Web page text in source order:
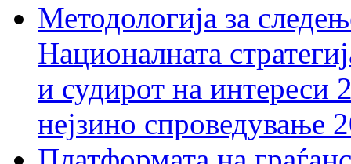
Методологија за
Националната
и судирот на интереси
нејзино спроведување